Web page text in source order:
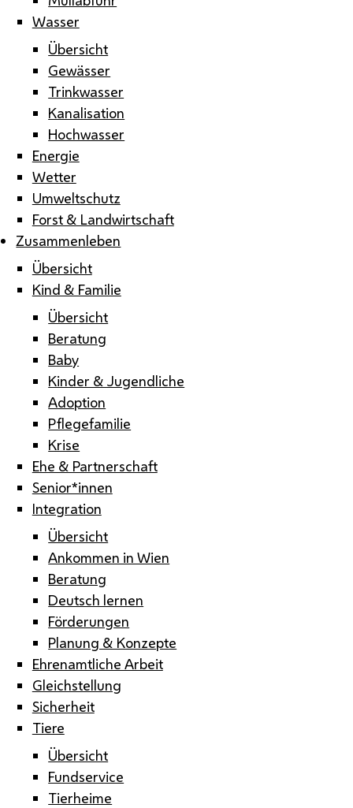
Wasser
Übersicht
Gewässer
Trinkwasser
Kanalisation
Hochwasser
Energie
Wetter
Umweltschutz
Forst & Landwirtschaft
Zusammenleben
Übersicht
Kind & Familie
Übersicht
Beratung
Baby
Kinder & Jugendliche
Adoption
Pflegefamilie
Krise
Ehe & Partnerschaft
Senior*innen
Integration
Übersicht
Ankommen in Wien
Beratung
Deutsch lernen
Förderungen
Planung & Konzepte
Ehrenamtliche Arbeit
Gleichstellung
Sicherheit
Tiere
Übersicht
Fundservice
Tierheime